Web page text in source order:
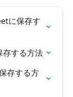
に保存す
する方法
存する方